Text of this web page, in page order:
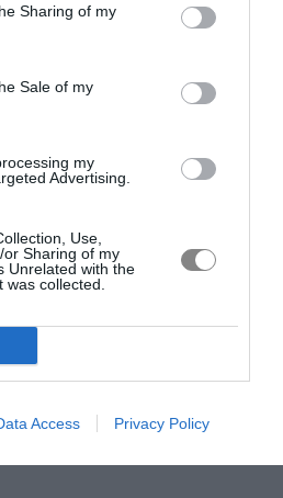
Sharing of my
Sale of my
my
Advertising.
Use,
Sharing of my
Unrelated with the
collected.
Access Privacy Policy